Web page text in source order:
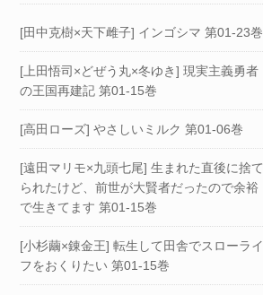
[田中克樹×天下雌子] インゴシマ 第01-23巻
[上田悟司×どぜう丸×冬ゆき] 現実主義勇者
の王国再建記 第01-15巻
[高田ローズ] やさしいミルク 第01-06巻
[遠田マリモ×九頭七尾] 生まれた直後に捨て
られたけど、前世が大賢者だったので余裕
で生きてます 第01-15巻
[小杉繭×錬金王] 転生して田舎でスローライ
フをおくりたい 第01-15巻